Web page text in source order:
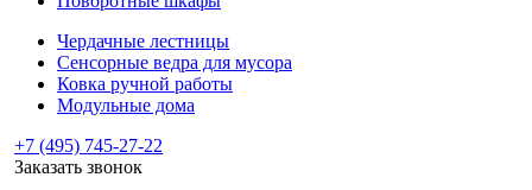
Чердачные лестницы
Сенсорные ведра для мусора
Ковка ручной работы
Модульные дома
+7 (495) 745-27-22
Заказать звонок